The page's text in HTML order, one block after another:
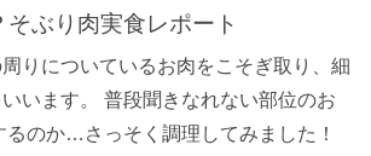
そぶり肉実食レポート
りについているお肉をこそぎ取り、細
います。 普段聞きなれない部位のお
るのか…さっそく調理してみました！